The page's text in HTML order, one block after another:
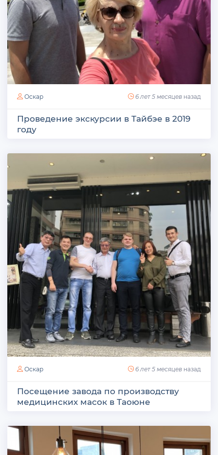
6 лет 5 месяцев назад
Оскар
Проведение экскурсии в Тайбэе в 2019
году
6 лет 5 месяцев назад
Оскар
Посещение завода по производству
медицинских масок в Таоюне